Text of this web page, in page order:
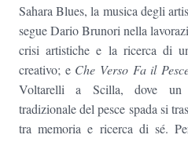
Sahara Blues, la musica degli
segue Dario Brunori nella
crisi artistiche e la ricerca di
creativo; e Che Verso Fa il
Voltarelli a Scilla, dove un
tradizionale del pesce spada si
tra memoria e ricerca di sé.